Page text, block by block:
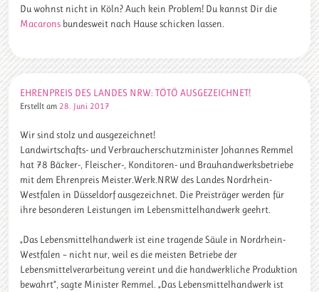
Du wohnst nicht in Köln? Auch kein Problem! Du kannst Dir die
Macarons bundesweit nach Hause schicken lassen.
EHRENPREIS DES LANDES NRW: TÖTÖ AUSGEZEICHNET!
Erstellt am 28. Juni 2017
Wir sind stolz und ausgezeichnet!
Landwirtschafts- und Verbraucherschutzminister Johannes Remmel
hat 78 Bäcker-, Fleischer-, Konditoren- und Brauhandwerksbetriebe
mit dem Ehrenpreis Meister.Werk.NRW des Landes Nordrhein-
Westfalen in Düsseldorf ausgezeichnet. Die Preisträger werden für
ihre besonderen Leistungen im Lebensmittelhandwerk geehrt.
„Das Lebensmittelhandwerk ist eine tragende Säule in Nordrhein-
Westfalen – nicht nur, weil es die meisten Betriebe der
Lebensmittelverarbeitung vereint und die handwerkliche Produktion
bewahrt“, sagte Minister Remmel. „Das Lebensmittelhandwerk ist